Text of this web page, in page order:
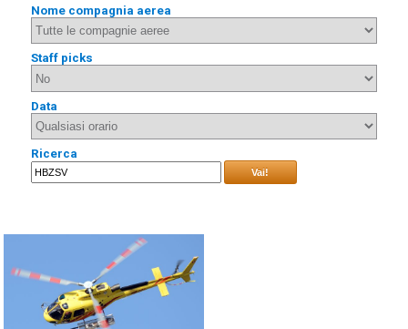
Nome compagnia aerea
Staff picks
Data
Ricerca
Vai!